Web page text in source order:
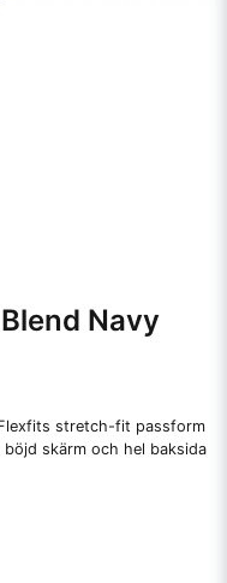
Navy
stretch-fit passform
skärm och hel baksida